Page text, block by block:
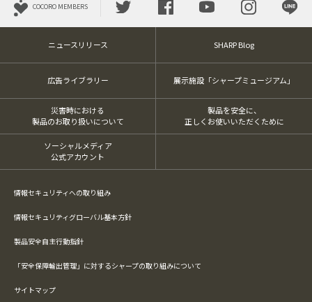
COCORO MEMBERS
ニュースリリース SHARP Blog
広告ライブラリー 展示施設「シャープミュージアム」
災害時における
製品のお取り扱いについて
製品を安全に、
正しくお使いいただくために
ソーシャルメディア
公式アカウント
情報セキュリティへの取り組み
情報セキュリティグローバル基本方針
製品安全自主行動指針
「安全保障輸出管理」に対するシャープの取り組みについて
サイトマップ